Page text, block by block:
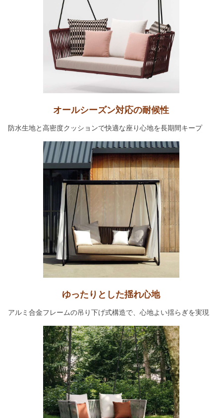
オールシーズン対応の耐候性
防水生地と高密度クッションで快適な座り心地を長期間キープ
ゆったりとした揺れ心地
アルミ合金フレームの吊り下げ式構造で、心地よい揺らぎを実現